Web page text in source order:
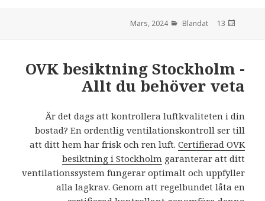
den
13 Mars, 2024
Blandat
OVK besiktning Stockholm -
Allt du behöver veta
Är det dags att kontrollera luftkvaliteten i din
bostad? En ordentlig ventilationskontroll ser till
att ditt hem har frisk och ren luft. Certifierad OVK
besiktning i Stockholm garanterar att ditt
ventilationssystem fungerar optimalt och uppfyller
alla lagkrav. Genom att regelbundet låta en